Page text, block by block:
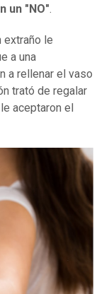
un "NO".
extraño le
a una
a rellenar el vaso
trató de regalar
aceptaron el